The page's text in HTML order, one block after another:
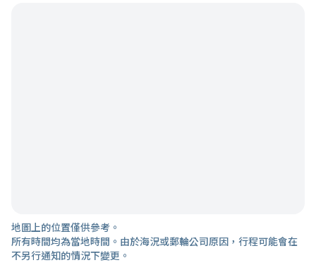
地圖上的位置僅供參考。
所有時間均為當地時間。由於海況或郵輪公司原因，行程可能會在
不另行通知的情況下變更。